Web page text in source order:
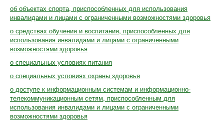
об объектах спорта, приспособленных для использования
инвалидами и лицами с ограниченными возможностями здоровья
о средствах обучения и воспитания, приспособленных для
использования инвалидами и лицами с ограниченными
возможностями здоровья
о специальных условиях питания
о специальных условиях охраны здоровья
о доступе к информационным системам и информационно-
телекоммуникационным сетям, приспособленным для
использования инвалидами и лицами с ограниченными
возможностями здоровья